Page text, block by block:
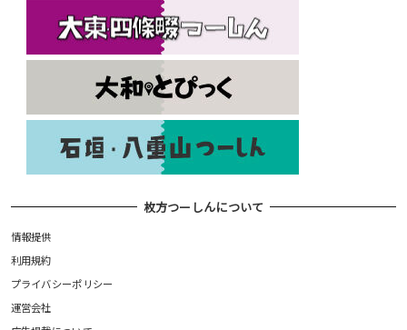
枚方つーしんについて
情報提供
利用規約
プライバシーポリシー
運営会社